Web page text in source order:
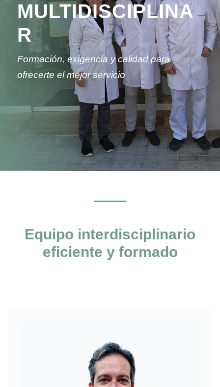
MULTIDISCIPLINA
R
Formación, exigencia y calidad para
ofrecerte el mejor servicio
Equipo interdisciplinario
eficiente y formado